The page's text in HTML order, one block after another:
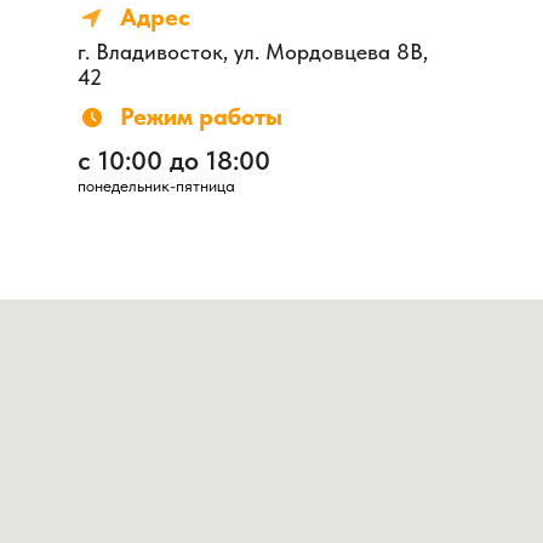
Адрес
Режим работы
г. Владивосток, ул. Мордовцева 8В,
42
с 10:00 до 18:00
понедельник-пятница